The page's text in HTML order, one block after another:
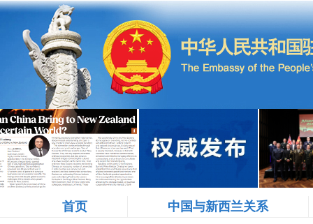
首页 中国与新西兰关系